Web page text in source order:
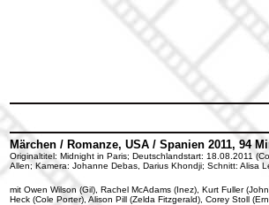
Märchen / Romanze, USA / Spanien 2011, 94
Originaltitel: Midnight in Paris; Deutschlandstart: 18.08.2011
Allen; Kamera: Johanne Debas, Darius Khondji; Schnitt: Alisa
mit Owen Wilson (Gil), Rachel McAdams (Inez), Kurt Fuller
Heck (Cole Porter), Alison Pill (Zelda Fitzgerald), Corey Stoll